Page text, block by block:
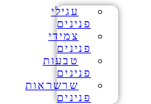
עגילי
פנינים
צמידי
פנינים
טבעות
פנינים
שרשראות
פנינים